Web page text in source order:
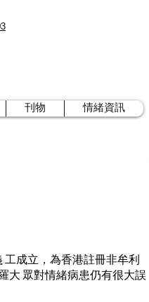
刊物 情緒資訊
工成立，為香港註冊非牟利
大 眾對情緒病患仍有很大誤